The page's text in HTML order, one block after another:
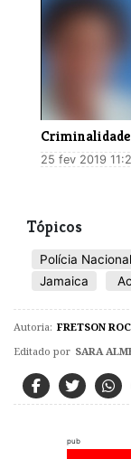
25 fev 2019
Tópicos
Polícia Nacional
Jamaica
Autoria: FRETSON
Editado por SARA
pub